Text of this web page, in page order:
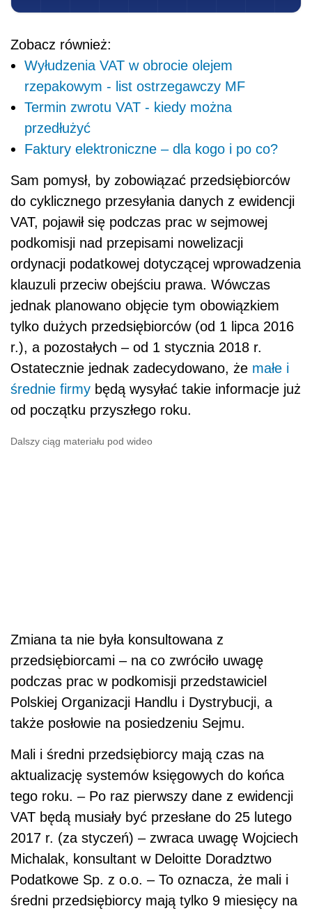
Zobacz również:
Wyłudzenia VAT w obrocie olejem
rzepakowym - list ostrzegawczy MF
Termin zwrotu VAT - kiedy można
przedłużyć
Faktury elektroniczne – dla kogo i po co?
Sam pomysł, by zobowiązać przedsiębiorców
do cyklicznego przesyłania danych z ewidencji
VAT, pojawił się podczas prac w sejmowej
podkomisji nad przepisami nowelizacji
ordynacji podatkowej dotyczącej wprowadzenia
klauzuli przeciw obejściu prawa. Wówczas
jednak planowano objęcie tym obowiązkiem
tylko dużych przedsiębiorców (od 1 lipca 2016
r.), a pozostałych – od 1 stycznia 2018 r.
Ostatecznie jednak zadecydowano, że małe i
średnie firmy będą wysyłać takie informacje już
od początku przyszłego roku.
Dalszy ciąg materiału pod wideo
Zmiana ta nie była konsultowana z
przedsiębiorcami – na co zwróciło uwagę
podczas prac w podkomisji przedstawiciel
Polskiej Organizacji Handlu i Dystrybucji, a
także posłowie na posiedzeniu Sejmu.
Mali i średni przedsiębiorcy mają czas na
aktualizację systemów księgowych do końca
tego roku. – Po raz pierwszy dane z ewidencji
VAT będą musiały być przesłane do 25 lutego
2017 r. (za styczeń) – zwraca uwagę Wojciech
Michalak, konsultant w Deloitte Doradztwo
Podatkowe Sp. z o.o. – To oznacza, że mali i
średni przedsiębiorcy mają tylko 9 miesięcy na